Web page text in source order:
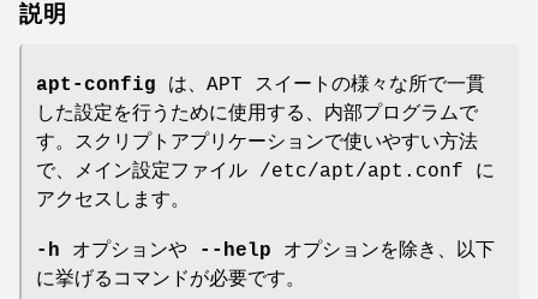
説明
apt-config は、APT スイートの様々な所で一貫
した設定を行うために使用する、内部プログラムで
す。スクリプトアプリケーションで使いやすい方法
で、メイン設定ファイル /etc/apt/apt.conf に
アクセスします。
-h オプションや --help オプションを除き、以下
に挙げるコマンドが必要です。